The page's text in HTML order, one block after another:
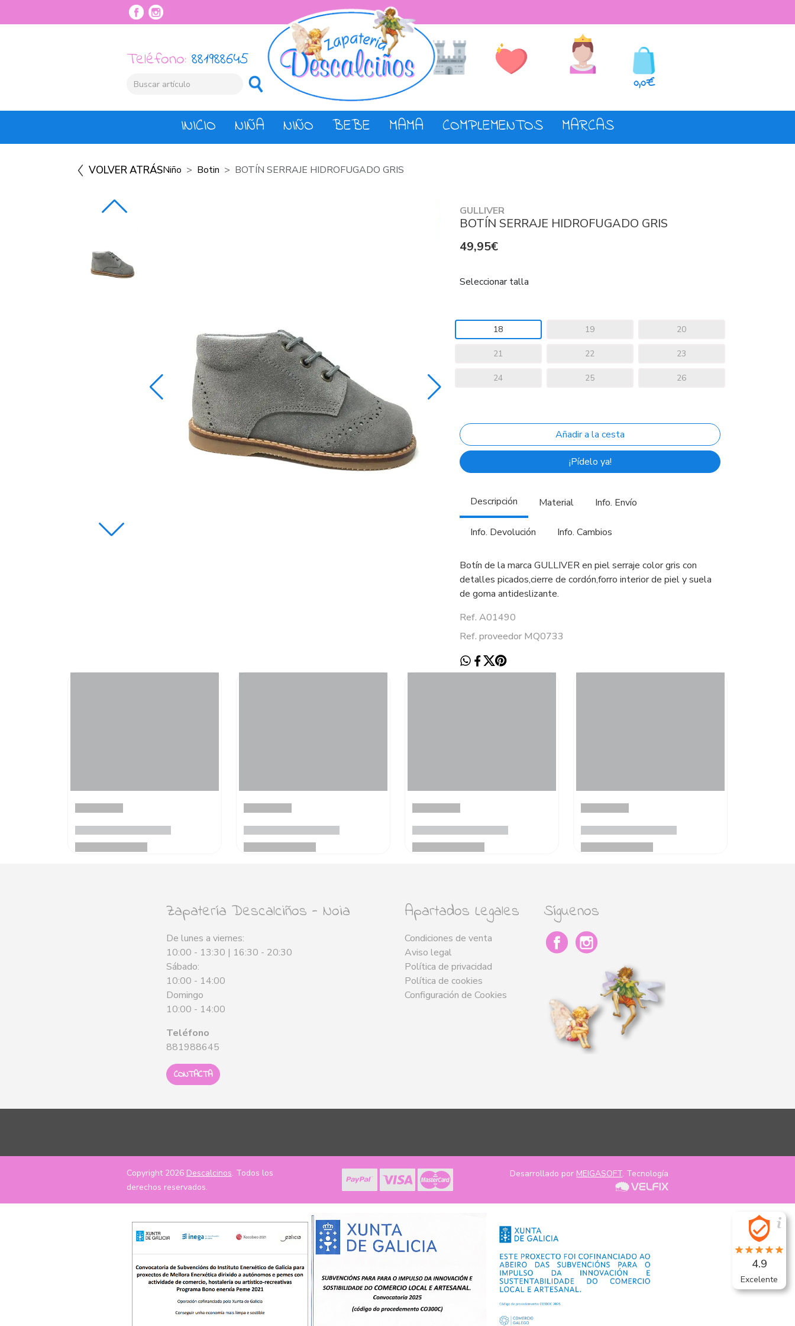
Teléfono: 881988645
0,0€
INICIO NIÑA NIÑO BEBE MAMA COMPLEMENTOS MARCAS
VOLVER ATRÁSNiño Botin BOTÍN SERRAJE HIDROFUGADO GRIS
GULLIVER
BOTÍN SERRAJE HIDROFUGADO GRIS
49,95€
Seleccionar talla
18 19 20
21 22 23
24 25 26
¡Pídelo ya!
Descripción Material Info. Envío
Info. Devolución Info. Cambios
Botín de la marca GULLIVER en piel serraje color gris con
detalles picados,cierre de cordón,forro interior de piel y suela
de goma antideslizante.
Ref. A01490
Ref. proveedor MQ0733
Zapatería Descalciños - Noia
De lunes a viernes:
10:00 - 13:30 | 16:30 - 20:30
Sábado:
10:00 - 14:00
Domingo
10:00 - 14:00
Teléfono
881988645
CONTACTA
Apartados Legales
Condiciones de venta
Aviso legal
Política de privacidad
Política de cookies
Configuración de Cookies
Síguenos
Copyright 2026 Descalcinos. Todos los
derechos reservados.
Desarrollado por MEIGASOFT. Tecnología
4.9
Excelente